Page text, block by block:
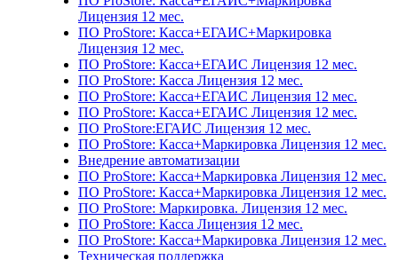
Лицензия 12 мес.
ПО ProStore: Касса+ЕГАИС+Маркировка
Лицензия 12 мес.
ПО ProStore: Касса+ЕГАИС Лицензия 12 мес.
ПО ProStore: Касса Лицензия 12 мес.
ПО ProStore: Касса+ЕГАИС Лицензия 12 мес.
ПО ProStore: Касса+ЕГАИС Лицензия 12 мес.
ПО ProStore:ЕГАИС Лицензия 12 мес.
ПО ProStore: Касса+Маркировка Лицензия 12 мес.
Внедрение автоматизации
ПО ProStore: Касса+Маркировка Лицензия 12 мес.
ПО ProStore: Касса+Маркировка Лицензия 12 мес.
ПО ProStore: Маркировка. Лицензия 12 мес.
ПО ProStore: Касса Лицензия 12 мес.
ПО ProStore: Касса+Маркировка Лицензия 12 мес.
Техническая поддержка